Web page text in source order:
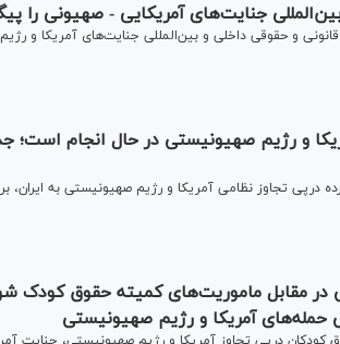
جنایت‌های آمریکایی - صهیونی را
و حقوقی داخلی و بین‌المللی جنایت‌های آمریکا و
و رژیم صهیونیستی در حال انجام است؛
تجاوز نظامی آمریکا و رژیم صهیونیستی به ایران،
در مقابل ماموریت‌های کمیته حقوق کودک
آمریکا و‌ رژیم صهیونیستی